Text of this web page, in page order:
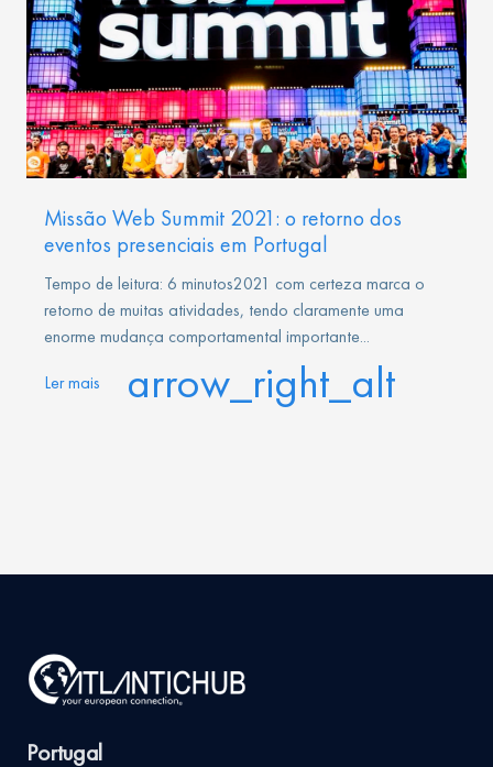
Missão Web Summit 2021: o retorno dos
eventos presenciais em Portugal
Tempo de leitura: 6 minutos2021 com certeza marca o
retorno de muitas atividades, tendo claramente uma
enorme mudança comportamental importante...
Ler mais arrow_right_alt
Portugal